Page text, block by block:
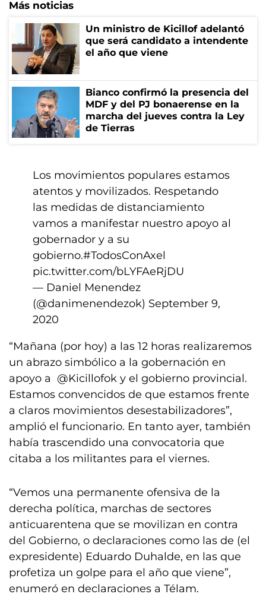
Más noticias
Un ministro de Kicillof adelantó
que será candidato a intendente
el año que viene
Bianco confirmó la presencia del
MDF y del PJ bonaerense en la
marcha del jueves contra la Ley
de Tierras
Los movimientos populares estamos
atentos y movilizados. Respetando
las medidas de distanciamiento
vamos a manifestar nuestro apoyo al
gobernador y a su
gobierno.#TodosConAxel
pic.twitter.com/bLYFAeRjDU
— Daniel Menendez
(@danimenendezok) September 9,
2020
“Mañana (por hoy) a las 12 horas realizaremos
un abrazo simbólico a la gobernación en
apoyo a @Kicillofok y el gobierno provincial.
Estamos convencidos de que estamos frente
a claros movimientos desestabilizadores”,
amplió el funcionario. En tanto ayer, también
había trascendido una convocatoria que
citaba a los militantes para el viernes.
“Vemos una permanente ofensiva de la
derecha política, marchas de sectores
anticuarentena que se movilizan en contra
del Gobierno, o declaraciones como las de (el
expresidente) Eduardo Duhalde, en las que
profetiza un golpe para el año que viene”,
enumeró en declaraciones a Télam.